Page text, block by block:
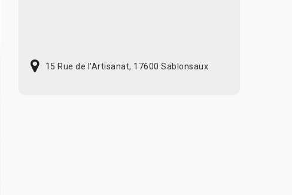
15 Rue de l'Artisanat, 17600 Sablonsaux